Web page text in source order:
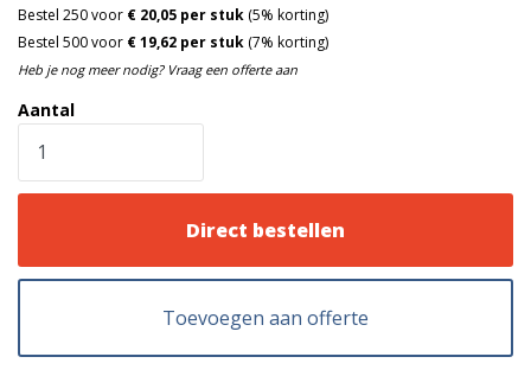
Aantal
Bestel 250 voor € 20,05 per stuk (5% korting)
Bestel 500 voor € 19,62 per stuk (7% korting)
Heb je nog meer nodig? Vraag een offerte aan
Direct bestellen
Toevoegen aan offerte